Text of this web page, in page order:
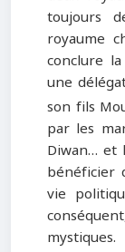
toujours
royaume
conclure
une
son fils
par les
Diwan… et
bénéficier
vie
mystiques.